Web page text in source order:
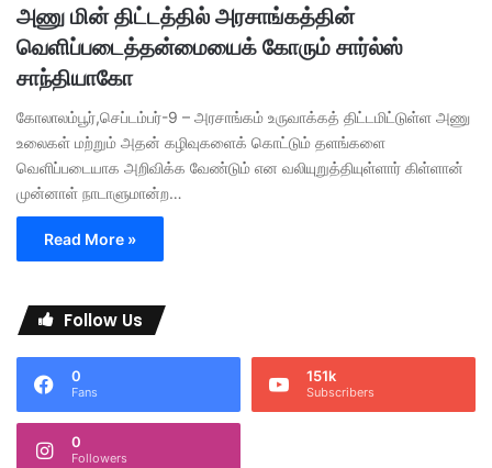
அணு மின் திட்டத்தில் அரசாங்கத்தின்
வெளிப்படைத்தன்மையைக் கோரும் சார்ல்ஸ்
சாந்தியாகோ
கோலாலம்பூர்,செப்டம்பர்-9 – அரசாங்கம் உருவாக்கத் திட்டமிட்டுள்ள அணு
உலைகள் மற்றும் அதன் கழிவுகளைக் கொட்டும் தளங்களை
வெளிப்படையாக அறிவிக்க வேண்டும் என வலியுறுத்தியுள்ளார் கிள்ளான்
முன்னாள் நாடாளுமான்ற…
Read More »
Follow Us
0
Fans
151k
Subscribers
0
Followers